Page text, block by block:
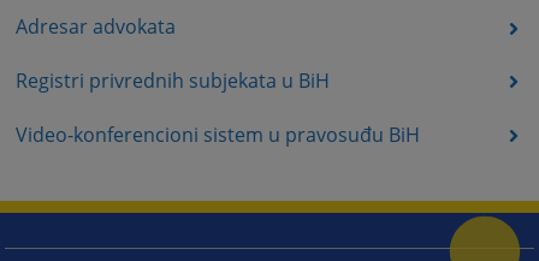
Adresar advokata
Registri privrednih subjekata u BiH
Video-konferencioni sistem u pravosuđu BiH